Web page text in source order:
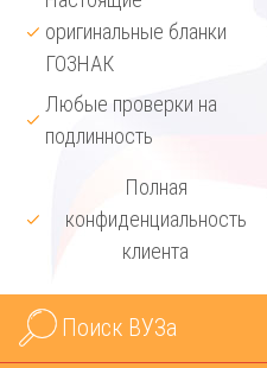
оригинальные бланки
ГОЗНАК
Любые проверки на
подлинность
Полная
конфиденциальность
клиента
Поиск ВУЗа